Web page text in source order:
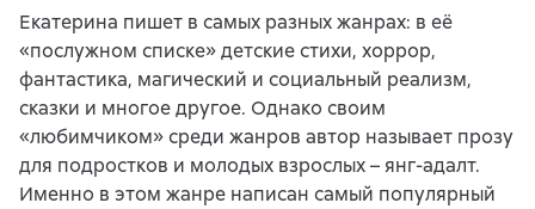
Екатерина пишет в самых разных жанрах: в её
«послужном списке» детские стихи, хоррор,
фантастика, магический и социальный реализм,
сказки и многое другое. Однако своим
«любимчиком» среди жанров автор называет прозу
для подростков и молодых взрослых – янг-адалт.
Именно в этом жанре написан самый популярный